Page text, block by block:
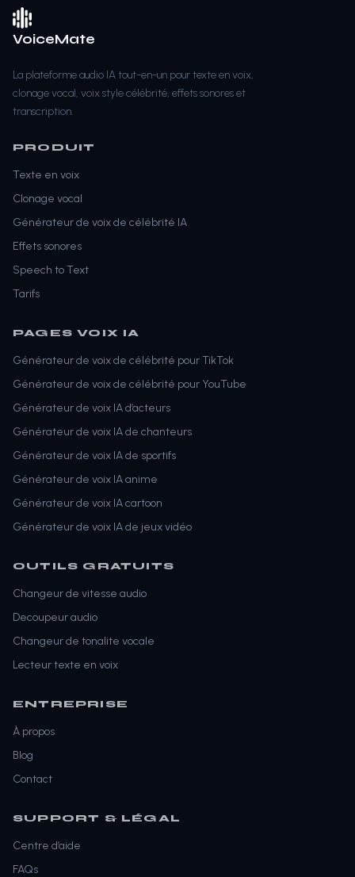
VoiceMate
La plateforme audio IA tout-en-un pour texte en voix,
clonage vocal, voix style célébrité, effets sonores et
transcription.
PRODUIT
Texte en voix
Clonage vocal
Générateur de voix de célébrité IA
Effets sonores
Speech to Text
Tarifs
PAGES VOIX IA
Générateur de voix de célébrité pour TikTok
Générateur de voix de célébrité pour YouTube
Générateur de voix IA d’acteurs
Générateur de voix IA de chanteurs
Générateur de voix IA de sportifs
Générateur de voix IA anime
Générateur de voix IA cartoon
Générateur de voix IA de jeux vidéo
OUTILS GRATUITS
Changeur de vitesse audio
Decoupeur audio
Changeur de tonalite vocale
Lecteur texte en voix
ENTREPRISE
À propos
Blog
Contact
SUPPORT & LÉGAL
Centre d’aide
FAQs